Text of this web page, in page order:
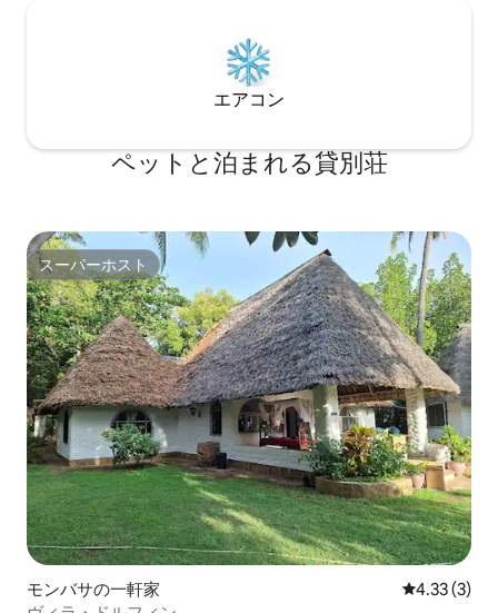
エアコン
ペットと泊まれる貸別荘
スーパーホスト
スーパーホスト
モンバサの一軒家 レビュー3
4.33 (3)